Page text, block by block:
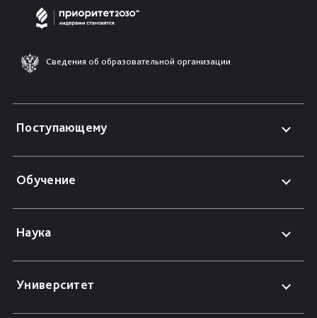
Сведения об образовательной организации
Поступающему
Обучение
Наука
Университет